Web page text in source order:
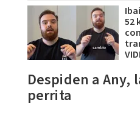
52
Despiden a Any,
perrita